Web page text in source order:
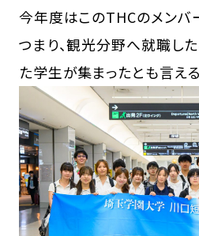
今年度はこのTHCのメンバ
つまり、観光分野へ就職し
た学生が集まったとも言える